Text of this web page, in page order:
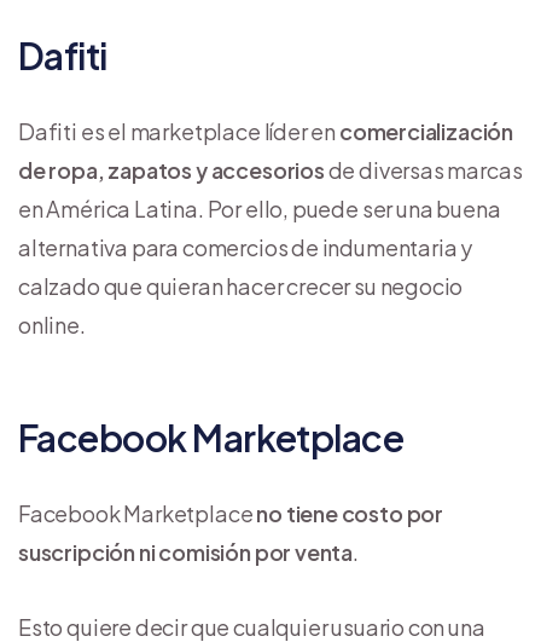
Dafiti
Dafiti es el marketplace líder en comercialización
de ropa, zapatos y accesoriosde diversas marcas
en América Latina. Por ello, puede ser una buena
alternativa para comercios de indumentaria y
calzado que quieran hacer crecer su negocio
online.
Facebook Marketplace
Facebook Marketplaceno tiene costo por
suscripción ni comisión por venta
Esto quiere decir que cualquier usuario con una